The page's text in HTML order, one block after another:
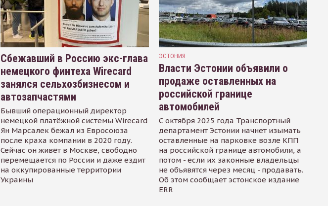
Сбежавший в Россию экс-глава
немецкого финтеха Wirecard
занялся сельхозбизнесом и
автозапчастями
Бывший операционный директор
немецкой платёжной системы Wirecard
Ян Марсалек бежал из Евросоюза
после краха компании в 2020 году.
Сейчас он живёт в Москве, свободно
перемещается по России и даже ездит
на оккупированные территории
Украины
ЭСТОНИЯ
Власти Эстонии объявили о
продаже оставленных на
российской границе
автомобилей
С октября 2025 года Транспортный
департамент Эстонии начнет изымать
оставленные на парковке возле КПП
на российской границе автомобили, а
потом - если их законные владельцы
не объявятся через месяц - продавать.
Об этом сообщает эстонское издание
ERR